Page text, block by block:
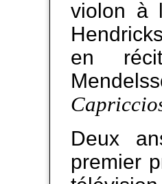
violon à
en
Deux
premier